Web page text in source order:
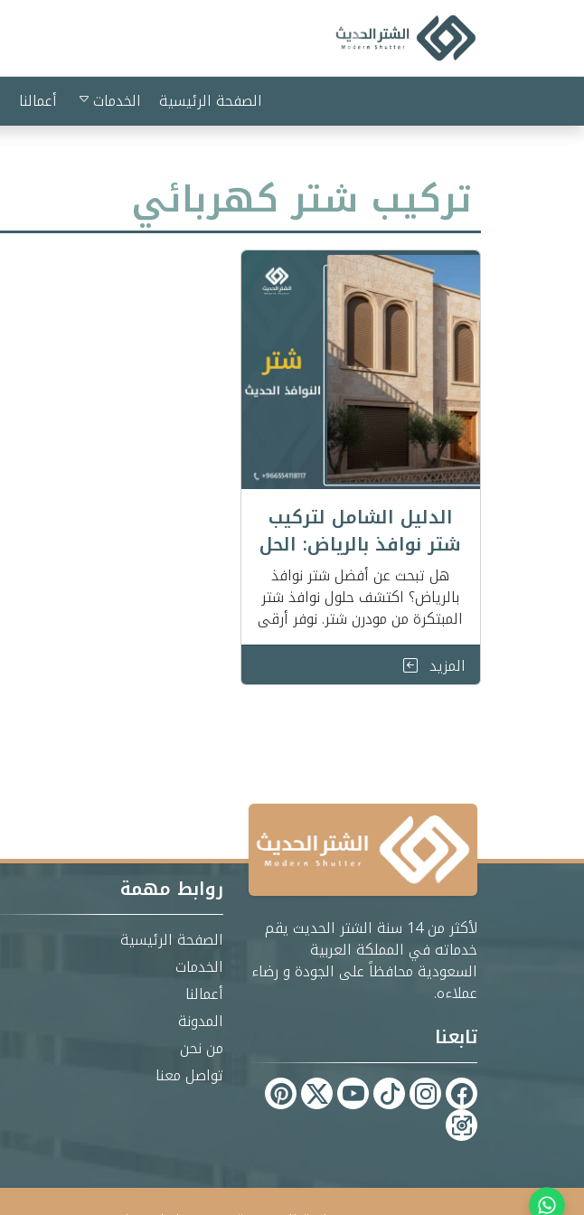
الصفحة الرئيسية الخدمات أعمالنا
تركيب شتر كهربائي
الدليل الشامل لتركيب
شتر نوافذ بالرياض: الحل
الأمثل للخصوصية، العزل،
والأمان
هل تبحث عن أفضل شتر نوافذ
بالرياض؟ اكتشف حلول نوافذ شتر
المبتكرة من مودرن شتر. نوفر أرقى
أنظمة الـ شتر كهربائي العازل
للحرارة والضوضاء، بالإضافة إلى
تركيب شتر ابواب خارجية بأمان عالٍ
المزيد
لأكثر من 14 سنة الشتر الحديث يقم
خدماته في المملكة العربية
السعودية محافظاً على الجودة و رضاء
عملاءه.
تابعنا
روابط مهمة
الصفحة الرئيسية
الخدمات
أعمالنا
المدونة
من نحن
تواصل معنا